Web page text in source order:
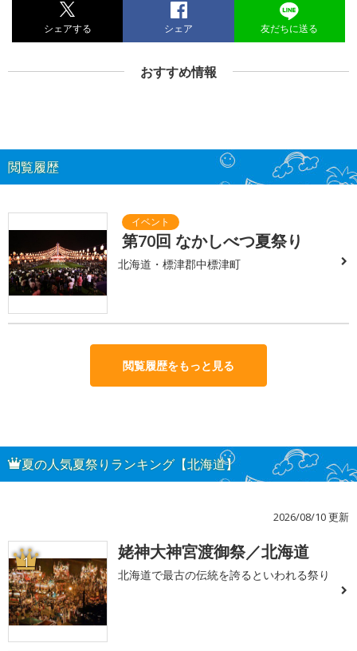
シェアする シェア 友だちに送る
おすすめ情報
閲覧履歴
第70回 なかしべつ夏祭り
北海道・標津郡中標津町
閲覧履歴をもっと見る
夏の人気夏祭りランキング【北海道】
2026/08/10 更新
1 姥神大神宮渡御祭／北海道
北海道で最古の伝統を誇るといわれる祭り